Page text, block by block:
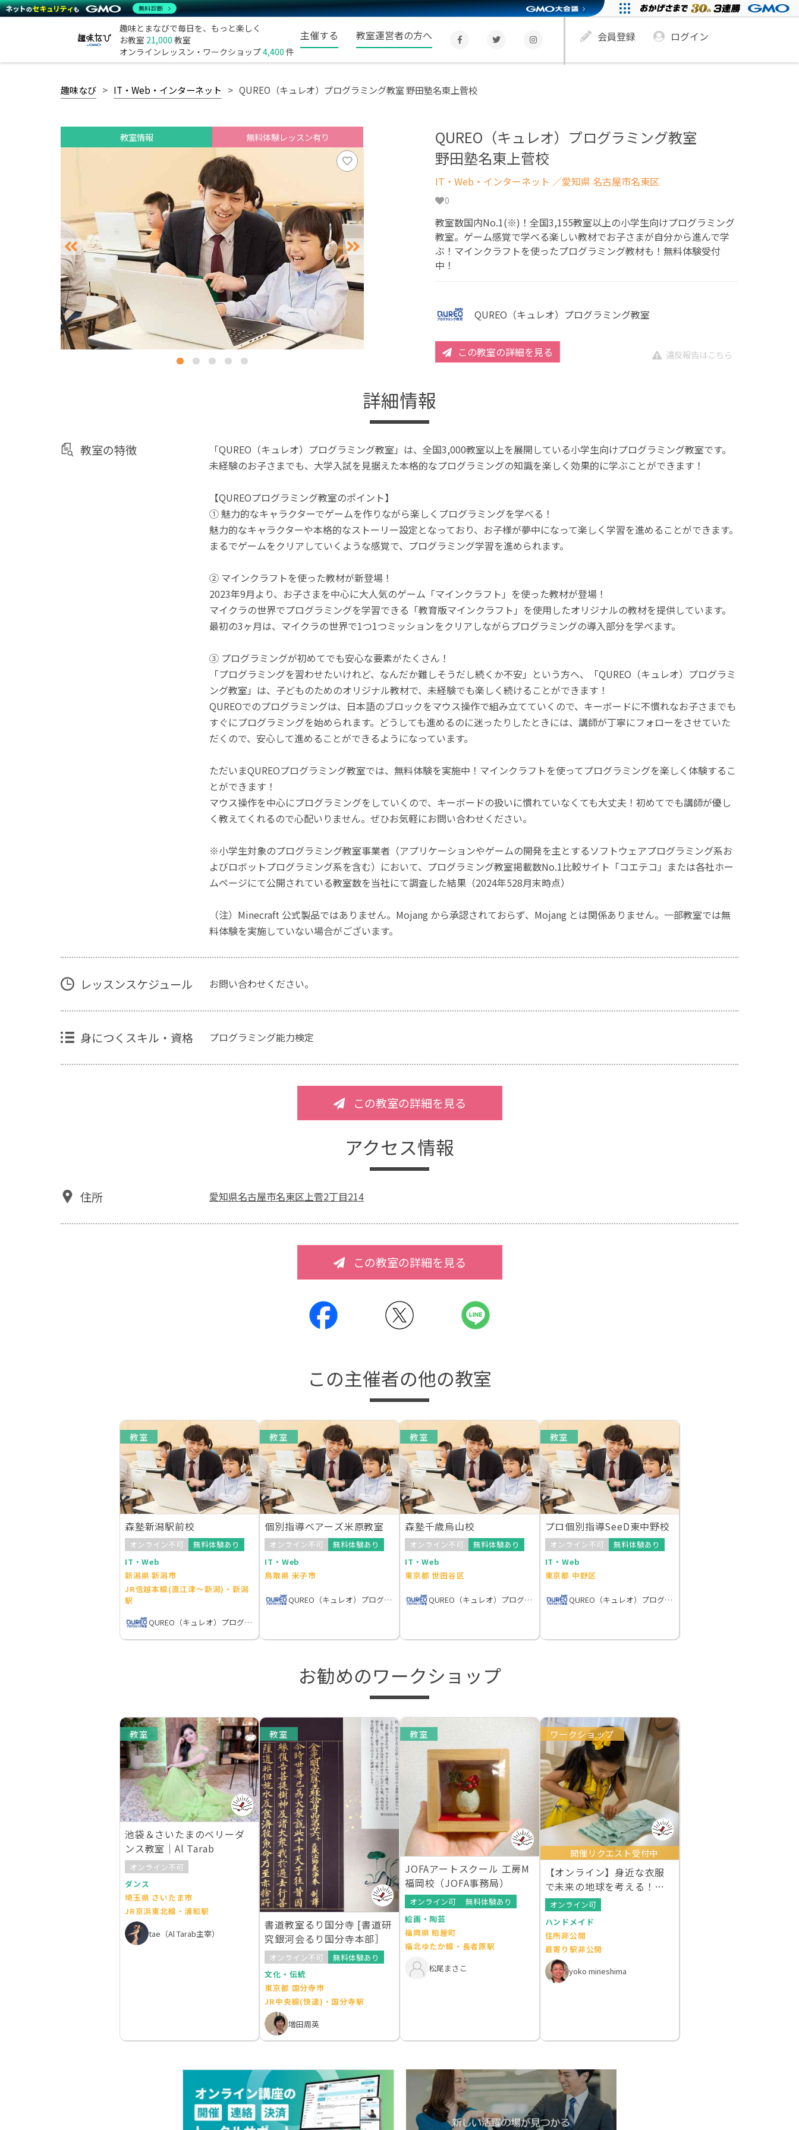
趣味とまなびで毎日を、もっと楽しく
お教室 21,000 教室
オンラインレッスン・ワークショップ4,400 件
主催する 教室運営者の方へ 会員登録 ログイン
趣味なび IT・Web・インターネット QUREO（キュレオ）プログラミング教室 野田塾名東上菅校
教室情報 無料体験レッスン有り
QUREO（キュレオ）プログラミング教室
野田塾名東上菅校
IT・Web・インターネット ／愛知県 名古屋市名東区
0
教室数国内No.1(※)！全国3,155教室以上の小学生向けプログラミング
教室。ゲーム感覚で学べる楽しい教材でお子さまが自分から進んで学
ぶ！マインクラフトを使ったプログラミング教材も！無料体験受付
中！
QUREO（キュレオ）プログラミング教室
この教室の詳細を見る 違反報告はこちら
詳細情報
教室の特徴
「QUREO（キュレオ）プログラミング教室」は、全国3,000教室以上を展開している小学生向けプログラミング教室です。
未経験のお子さまでも、大学入試を見据えた本格的なプログラミングの知識を楽しく効果的に学ぶことができます！
【QUREOプログラミング教室のポイント】
① 魅力的なキャラクターでゲームを作りながら楽しくプログラミングを学べる！
魅力的なキャラクターや本格的なストーリー設定となっており、お子様が夢中になって楽しく学習を進めることができます。
まるでゲームをクリアしていくような感覚で、プログラミング学習を進められます。
② マインクラフトを使った教材が新登場！
2023年9月より、お子さまを中心に大人気のゲーム「マインクラフト」を使った教材が登場！
マイクラの世界でプログラミングを学習できる「教育版マインクラフト」を使用したオリジナルの教材を提供しています。
最初の3ヶ月は、マイクラの世界で1つ1つミッションをクリアしながらプログラミングの導入部分を学べます。
③ プログラミングが初めてでも安心な要素がたくさん！
「プログラミングを習わせたいけれど、なんだか難しそうだし続くか不安」という方へ、「QUREO（キュレオ）プログラミ
ング教室」は、子どものためのオリジナル教材で、未経験でも楽しく続けることができます！
QUREOでのプログラミングは、日本語のブロックをマウス操作で組み立てていくので、キーボードに不慣れなお子さまでも
すぐにプログラミングを始められます。どうしても進めるのに迷ったりしたときには、講師が丁寧にフォローをさせていた
だくので、安心して進めることができるようになっています。
ただいまQUREOプログラミング教室では、無料体験を実施中！マインクラフトを使ってプログラミングを楽しく体験するこ
とができます！
マウス操作を中心にプログラミングをしていくので、キーボードの扱いに慣れていなくても大丈夫！初めてでも講師が優し
く教えてくれるので心配いりません。ぜひお気軽にお問い合わせください。
※小学生対象のプログラミング教室事業者（アプリケーションやゲームの開発を主とするソフトウェアプログラミング系お
よびロボットプログラミング系を含む）において、プログラミング教室掲載数No.1比較サイト「コエテコ」または各社ホー
ムページにて公開されている教室数を当社にて調査した結果（2024年528月末時点）
（注）Minecraft 公式製品ではありません。Mojang から承認されておらず、Mojang とは関係ありません。一部教室では無
料体験を実施していない場合がございます。
レッスンスケジュール お問い合わせください。
身につくスキル・資格 プログラミング能力検定
この教室の詳細を見る
アクセス情報
住所 愛知県名古屋市名東区上菅2丁目214
この教室の詳細を見る
この主催者の他の教室
教室
森塾新潟駅前校
オンライン不可
無料体験あり
IT・Web
新潟県 新潟市
JR信越本線(直江津～新潟)・新潟
駅
QUREO（キュレオ）プログラミング教室
教室
個別指導ベアーズ米原教室
オンライン不可
無料体験あり
IT・Web
鳥取県 米子市
QUREO（キュレオ）プログラミング教室
教室
森塾千歳烏山校
オンライン不可
無料体験あり
IT・Web
東京都 世田谷区
QUREO（キュレオ）プログラミング教室
教室
プロ個別指導SeeD東中野校
オンライン不可
無料体験あり
IT・Web
東京都 中野区
QUREO（キュレオ）プログラミング教室
お勧めのワークショップ
教室
池袋＆さいたまのベリーダ
ンス教室｜Al Tarab
オンライン不可
ダンス
埼玉県 さいたま市
JR京浜東北線・浦和駅
tae（Al Tarab主宰）
教室
書道教室るり国分寺 [書道研
究銀河会るり国分寺本部］
オンライン不可
無料体験あり
文化・伝統
東京都 国分寺市
JR中央線(快速)・国分寺駅
増田周英
教室
JOFAアートスクール 工房M
福岡校（JOFA事務局）
オンライン可
無料体験あり
絵画・陶芸
福岡県 粕屋町
福北ゆたか線・長者原駅
松尾まさこ
ワークショップ
開催リクエスト受付中
【オンライン】身近な衣服
で未来の地球を考える！ク
ルエシカルWS
オンライン可
ハンドメイド
住所非公開
最寄り駅非公開
yoko mineshima
無料診断